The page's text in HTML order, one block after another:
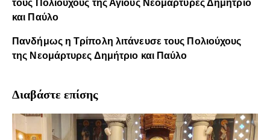
τους Πολιούχους της Αγίους Νεομάρτυρες Δημήτριο
και Παύλο
Πανδήμως η Τρίπολη λιτάνευσε τους Πολιούχους
της Νεομάρτυρες Δημήτριο και Παύλο
Διαβάστε επίσης